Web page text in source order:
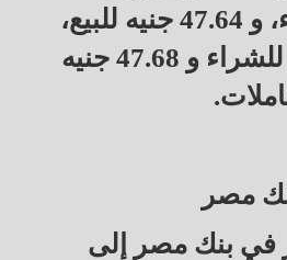
47.54 جنيه للشراء، و 47.64 جنيه للبيع،
مقابل 47.58 جنيه للشراء و 47.68 جنيه
مصر
في بنك مصر إلى